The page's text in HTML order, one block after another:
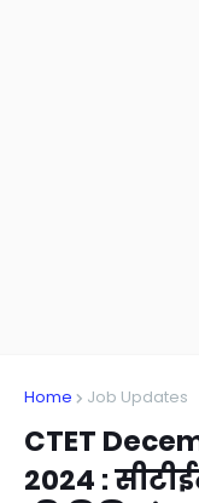
Home Job Updates
CTET
2024 :